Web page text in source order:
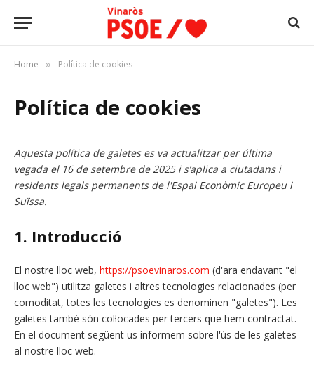
Home » Política de cookies
Política de cookies
Aquesta política de galetes es va actualitzar per última
vegada el 16 de setembre de 2025 i s’aplica a ciutadans i
residents legals permanents de l'Espai Econòmic Europeu i
Suïssa.
1. Introducció
El nostre lloc web, https://psoevinaros.com (d'ara endavant "el
lloc web") utilitza galetes i altres tecnologies relacionades (per
comoditat, totes les tecnologies es denominen "galetes"). Les
galetes també són col·locades per tercers que hem contractat.
En el document següent us informem sobre l'ús de les galetes
al nostre lloc web.